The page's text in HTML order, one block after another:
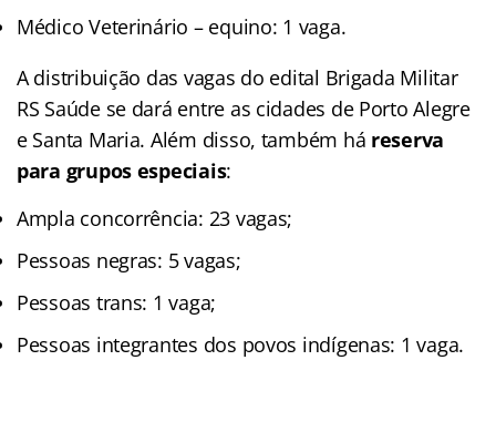
Médico Veterinário – equino: 1 vaga.
A distribuição das vagas do edital Brigada Militar
RS Saúde se dará entre as cidades de Porto Alegre
e Santa Maria. Além disso, também há reserva
para grupos especiais:
Ampla concorrência: 23 vagas;
Pessoas negras: 5 vagas;
Pessoas trans: 1 vaga;
Pessoas integrantes dos povos indígenas: 1 vaga.